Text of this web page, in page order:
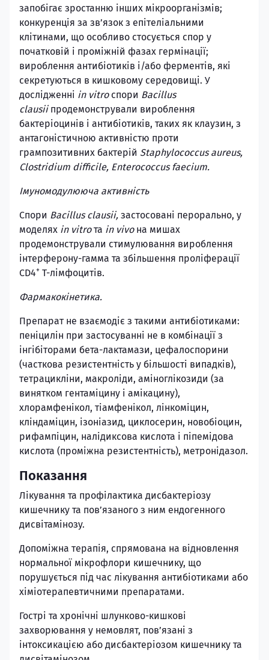
запобігає зростанню інших мікроорганізмів;
конкуренція за зв’язок з епітеліальними
клітинами, що особливо стосується спор у
початковій і проміжній фазах гермінації;
вироблення антибіотиків і/або ферментів, які
секретуються в кишковому середовищі. У
дослідженні in vitroспори Bacillus
clausiiпродемонстрували вироблення
бактеріоцинів і антибіотиків, таких як клаузин, з
антагоністичною активністю проти
грампозитивних бактерій Staphylococcus aureus,
Clostridium difficile, Enterococcus faecium.
Імуномодулююча активність
Спори Bacillus clausii, застосовані перорально, у
моделях in vitroта in vivoна мишах
продемонстрували стимулювання вироблення
інтерферону-гамма та збільшення проліферації
CD4+ T-лімфоцитів.
Фармакокінетика.
Препарат не взаємодіє з такими антибіотиками:
пеніцилін при застосуванні не в комбінації з
інгібіторами бета-лактамази, цефалоспорини
(часткова резистентність у більшості випадків),
тетрацикліни, макроліди, аміноглікозиди (за
винятком гентаміцину і амікацину),
хлорамфенікол, тіамфенікол, лінкоміцин,
кліндаміцин, ізоніазид, циклосерин, новобіоцин,
рифампіцин, налідиксова кислота і піпемідова
кислота (проміжна резистентність), метронідазол.
Показання
Лікування та профілактика дисбактеріозу
кишечнику та пов’язаного з ним ендогенного
дисвітамінозу.
Допоміжна терапія, спрямована на відновлення
нормальної мікрофлори кишечнику, що
порушується під час лікування антибіотиками або
хіміотерапевтичними препаратами.
Гострі та хронічні шлунково-кишкові
захворювання у немовлят, пов’язані з
інтоксикацією або дисбактеріозом кишечнику та